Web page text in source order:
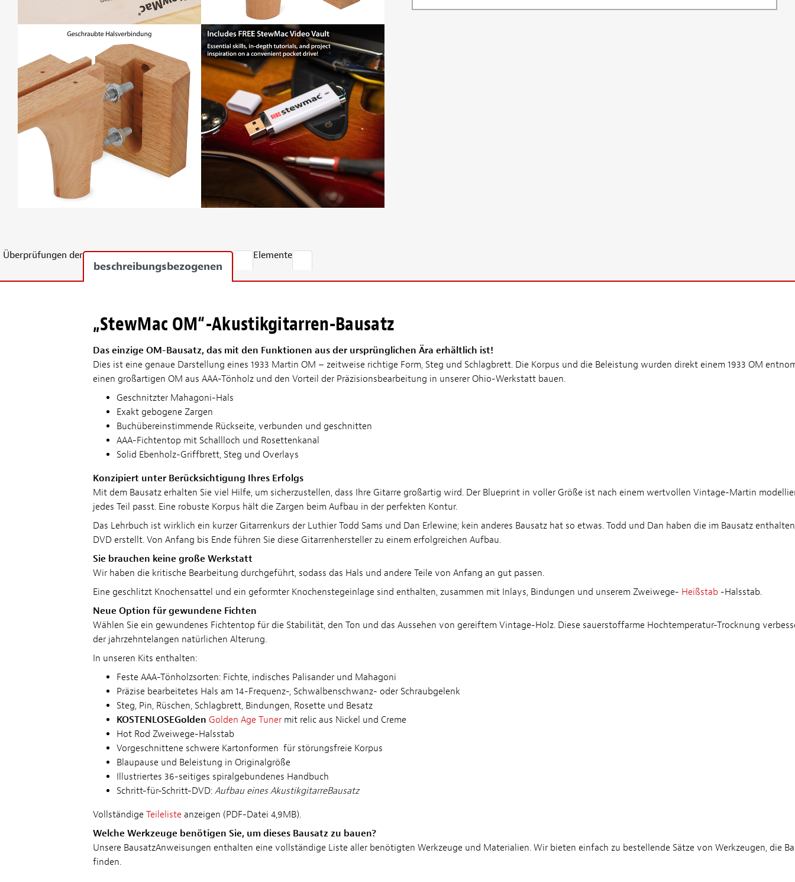
Überprüfungen der
beschreibungsbezogenen
Elemente
„StewMac OM“-Akustikgitarren-Bausatz
Das einzige OM-Bausatz, das mit den Funktionen aus der ursprünglichen Ära erhältlich ist!
Dies ist eine genaue Darstellung eines 1933 Martin OM – zeitweise richtige Form, Steg und Schlagbrett. Die Korpus und die Beleistung wurden direkt einem 1933 OM
einen großartigen OM aus AAA-Tönholz und den Vorteil der Präzisionsbearbeitung in unserer Ohio-Werkstatt bauen.
Geschnitzter Mahagoni-Hals
Exakt gebogene Zargen
Buchübereinstimmende Rückseite, verbunden und geschnitten
AAA-Fichtentop mit Schallloch und Rosettenkanal
Solid Ebenholz-Griffbrett, Steg und Overlays
Konzipiert unter Berücksichtigung Ihres Erfolgs
Mit dem Bausatz erhalten Sie viel Hilfe, um sicherzustellen, dass Ihre Gitarre großartig wird. Der Blueprint in voller Größe ist nach einem wertvollen Vintage-Martin
jedes Teil passt. Eine robuste Korpus hält die Zargen beim Aufbau in der perfekten Kontur.
Das Lehrbuch ist wirklich ein kurzer Gitarrenkurs der Luthier Todd Sams und Dan Erlewine; kein anderes Bausatz hat so etwas. Todd und Dan haben die im Bausatz
DVD erstellt. Von Anfang bis Ende führen Sie diese Gitarrenhersteller zu einem erfolgreichen Aufbau.
Sie brauchen keine große Werkstatt
Wir haben die kritische Bearbeitung durchgeführt, sodass das Hals und andere Teile von Anfang an gut passen.
Eine geschlitzt Knochensattel und ein geformter Knochenstegeinlage sind enthalten, zusammen mit Inlays, Bindungen und unserem Zweiwege- Heißstab-Halsstab.
Neue Option für gewundene Fichten
Wählen Sie ein gewundenes Fichtentop für die Stabilität, den Ton und das Aussehen von gereiftem Vintage-Holz. Diese sauerstoffarme Hochtemperatur-Trocknung
der jahrzehntelangen natürlichen Alterung.
In unseren Kits enthalten:
Feste AAA-Tönholzsorten: Fichte, indisches Palisander und Mahagoni
Präzise bearbeitetes Hals am 14-Frequenz-, Schwalbenschwanz- oder Schraubgelenk
Steg, Pin, Rüschen, Schlagbrett, Bindungen, Rosette und Besatz
KOSTENLOSEGolden Golden Age Tunermit relic aus Nickel und Creme
Hot Rod Zweiwege-Halsstab
Vorgeschnittene schwere Kartonformen für störungsfreie Korpus
Blaupause und Beleistung in Originalgröße
Illustriertes 36-seitiges spiralgebundenes Handbuch
Schritt-für-Schritt-DVD: Aufbau eines AkustikgitarreBausatz
Vollständige Teileliste anzeigen (PDF-Datei 4,9MB).
Welche Werkzeuge benötigen Sie, um dieses Bausatz zu bauen?
Unsere BausatzAnweisungen enthalten eine vollständige Liste aller benötigten Werkzeuge und Materialien. Wir bieten einfach zu bestellende Sätze von Werkzeugen, die
finden.